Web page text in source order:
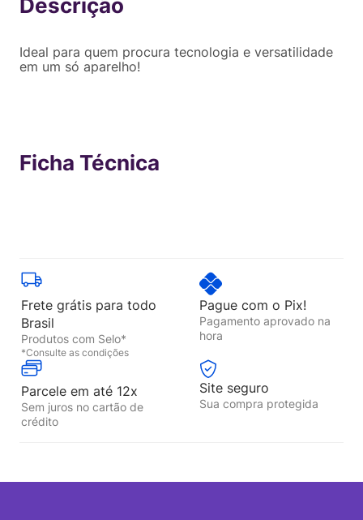
Ideal para quem procura tecnologia e versatilidade
em um só aparelho!
Ficha Técnica
Frete grátis para todo
Brasil
Produtos com Selo*
*Consulte as condições
Pague com o Pix!
Pagamento aprovado na
hora
Parcele em até 12x
Sem juros no cartão de
crédito
Site seguro
Sua compra protegida